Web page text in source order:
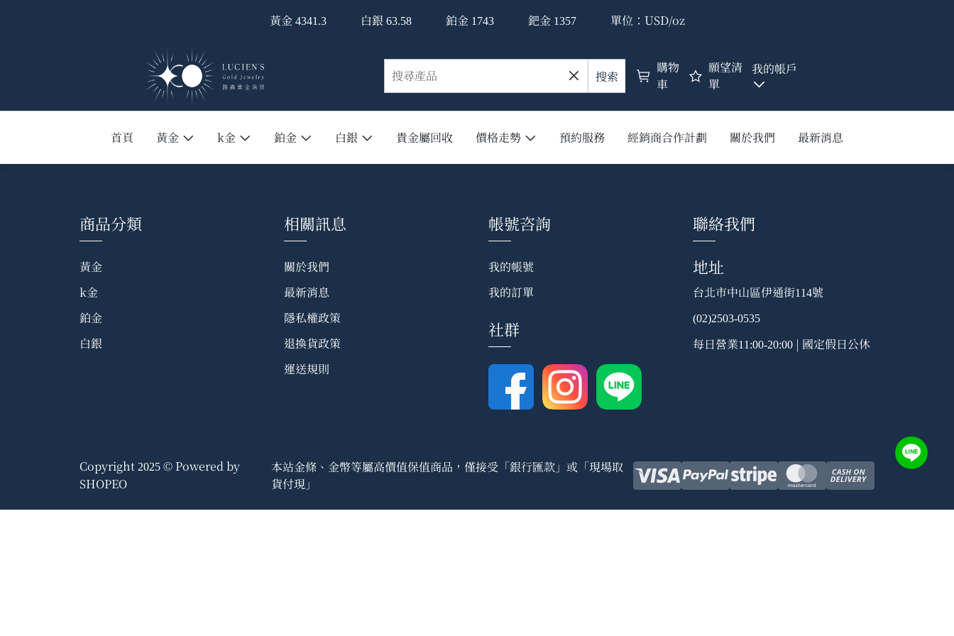
黃金 4341.3 白銀 63.58 鉑金 1743 鈀金 1357 單位：USD/oz
搜索
購物
車
願望清
單
我的帳戶
首頁 黃金 k金 鉑金 白銀 貴金屬回收 價格走勢 預約服務 經銷商合作計劃 關於我們 最新消息
商品分類
黃金
k金
鉑金
白銀
相關訊息
關於我們
最新消息
隱私權政策
退換貨政策
運送規則
帳號咨詢
我的帳號
我的訂單
社群
聯絡我們
地址
台北市中山區伊通街114號
(02)2503-0535
每日營業11:00-20:00 | 國定假日公休
Copyright 2025 © Powered by
SHOPEO
本站金條、金幣等屬高價值保值商品，僅接受「銀行匯款」或「現場取
貨付現」